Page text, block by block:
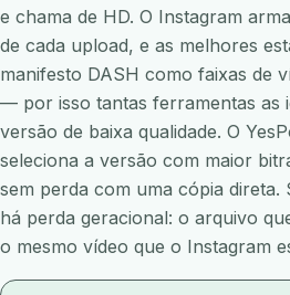
e chama de HD. O Instagram
de cada upload, e as melhores
manifesto DASH como faixas de
— por isso tantas ferramentas as
versão de baixa qualidade. O
seleciona a versão com maior
sem perda com uma cópia direta.
há perda geracional: o arquivo
o mesmo vídeo que o Instagram